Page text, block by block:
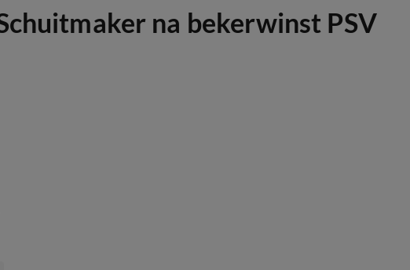
na bekerwinst PSV